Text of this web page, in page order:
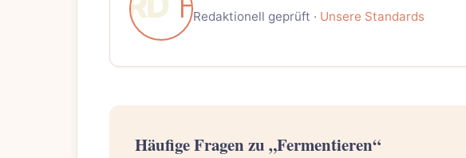
Redaktionell geprüft · Unsere Standards
Häufige Fragen zu „Fermentieren“